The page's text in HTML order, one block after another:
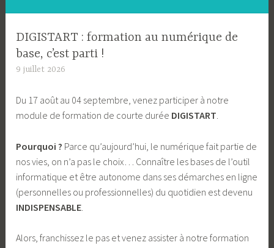
DIGISTART : formation au numérique de
base, c’est parti !
9 juillet 2026
S
o
r
c
e
Du 17 août au 04 septembre, venez participer à notre
module de formation de courte durée DIGISTART.
Pourquoi ? Parce qu’aujourd’hui, le numérique fait partie de
nos vies, on n’a pas le choix… Connaître les bases de l’outil
informatique et être autonome dans ses démarches en ligne
(personnelles ou professionnelles) du quotidien est devenu
INDISPENSABLE
Alors, franchissez le pas et venez assister à notre formation